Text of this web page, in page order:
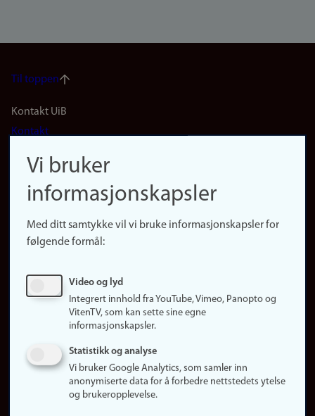
Til toppen
Footer
(no)
Kontakt UiB
Kontakt
Finn forsker
Presse
Finn studier
Ledige stillinger
Om nettstedet
Informasjonskapsler
Vi bruker
informasjonskapsler
Med ditt samtykke vil vi bruke informasjonskapsler for
følgende formål:
Video og lyd
Integrert innhold fra YouTube, Vimeo, Panopto og
VitenTV, som kan sette sine egne
informasjonskapsler.
Statistikk og analyse
Vi bruker Google Analytics, som samler inn
anonymiserte data for å forbedre nettstedets ytelse
og brukeropplevelse.